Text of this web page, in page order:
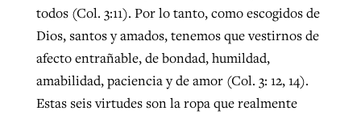
todos (Col. 3:11). Por lo tanto, como escogidos de
Dios, santos y amados, tenemos que vestirnos de
afecto entrañable, de bondad, humildad,
amabilidad, paciencia y de amor (Col. 3: 12, 14).
Estas seis virtudes son la ropa que realmente